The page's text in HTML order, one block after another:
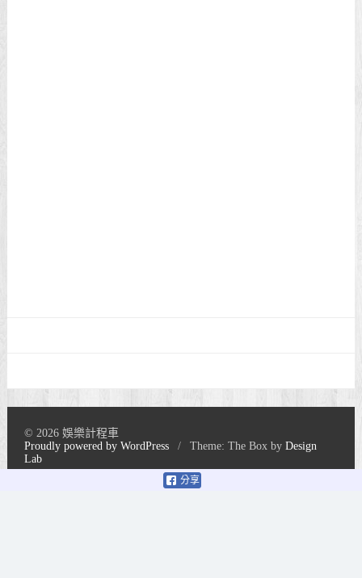
分享
© 2026 娛樂計程車
Proudly powered by WordPress
/ Theme: The Box byDesign
Lab